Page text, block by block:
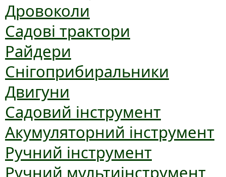
Дровоколи
Садові трактори
Райдери
Снігоприбиральники
Двигуни
Садовий інструмент
Акумуляторний інструмент
Ручний інструмент
Ручний мультиінструмент